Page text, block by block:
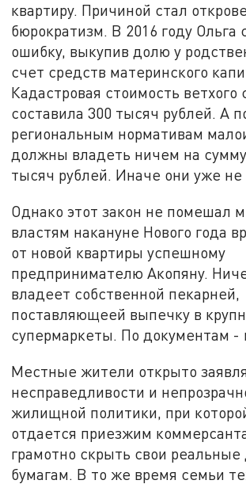
квартиру. Причиной стал
бюрократизм. В 2016 году Ольга
ошибку, выкупив долю у
счет средств материнского
Кадастровая стоимость ветхого
составила 300 тысяч рублей. А
региональным нормативам
должны владеть ничем на
тысяч рублей. Иначе они уже
Однако этот закон не помешал
властям накануне Нового года
от новой квартиры успешному
предпринимателю Акопяну.
владеет собственной пекарней,
поставляющеей выпечку в
супермаркеты. По документам
Местные жители открыто
несправедливости и
жилищной политики, при
отдается приезжим
грамотно скрыть свои
бумагам. В то же время семьи